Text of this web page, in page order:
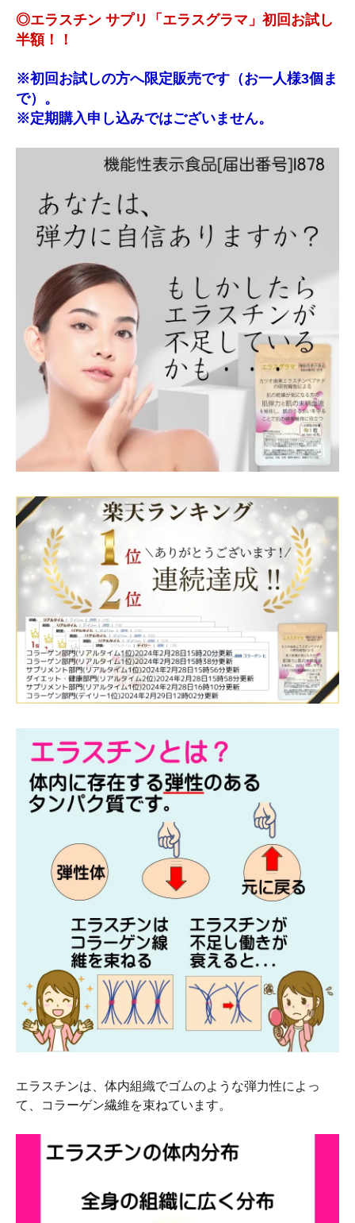
◎エラスチン サプリ「エラスグラマ」初回お試し
半額！！
※初回お試しの方へ限定販売です（お一人様3個ま
で）。
※定期購入申し込みではございません。
エラスチンは、体内組織でゴムのような弾力性によっ
て、コラーゲン繊維を束ねています。